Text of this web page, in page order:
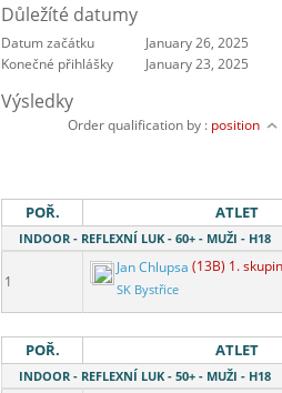
Důležíté datumy
Datum začátku January 26, 2025
Konečné přihlášky
January 23, 2025
Výsledky
Order qualification by : position
POŘ. ATLET
INDOOR - REFLEXNÍ LUK - 60+ - MUŽI - H18
1
Jan Chlupsa (13B) 1.
SK Bystřice
POŘ. ATLET
INDOOR - REFLEXNÍ LUK - 50+ - MUŽI - H18